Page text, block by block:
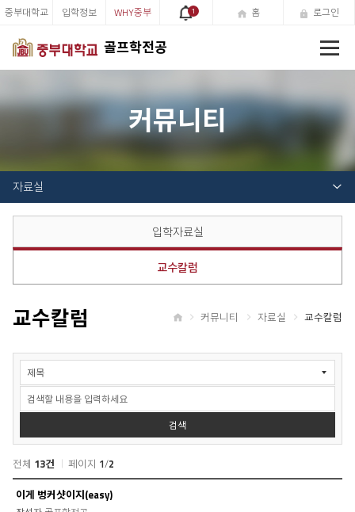
골프학전공
중부대학교 입학정보 WHY중부 1 홈 로그인
커뮤니티
자료실
입학자료실
교수칼럼
교수칼럼 커뮤니티 자료실 교수칼럼
자
>
수
럼
검
색
검색
전체 13건 페이지 1/2
료
이게 벙커샷이지(easy)